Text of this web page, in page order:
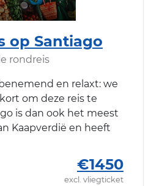
op Santiago
rondreis
en relaxt: we
om deze reis te
is dan ook het meest
Kaapverdië en heeft
€1450
excl. vliegticket